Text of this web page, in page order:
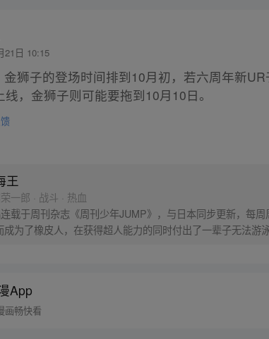
21日 10:15
狮子的登场时间排到10月初，若六周年新
，金狮子则可能要拖到10月10日。
王
一郎 · 战斗 · 热血
载于周刊杂志《周刊少年JUMP》，与日本同步更新，每
成为了橡皮人，在获得超人能力的同时付出了一辈子无法
App
画畅快看